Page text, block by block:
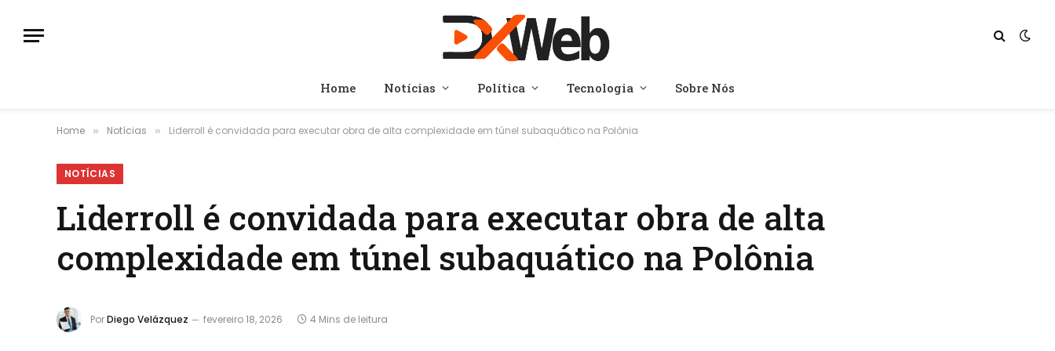
Home Notícias Política Tecnologia Sobre Nós
Home » Notícias » Liderroll é convidada para executar obra de alta complexidade em túnel subaquático na Polônia
NOTÍCIAS
Liderroll é convidada para executar obra de alta
complexidade em túnel subaquático na Polônia
PorDiego Velázquez fevereiro 18, 2026 4 Mins de leitura